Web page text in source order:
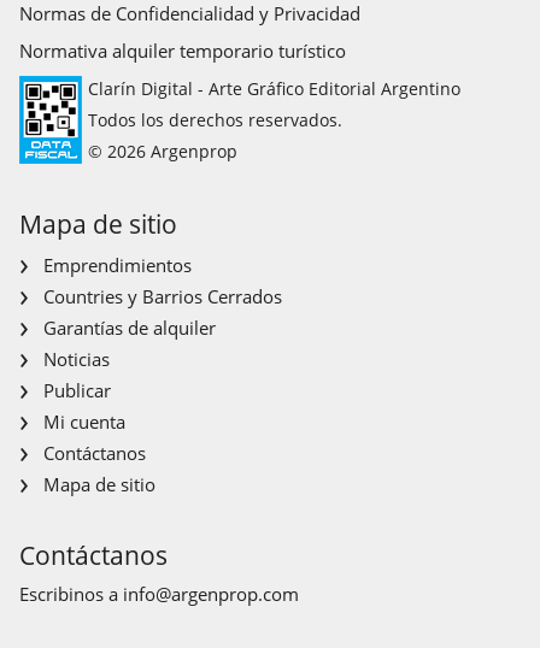
Normas de Confidencialidad y Privacidad
Normativa alquiler temporario turístico
Clarín Digital - Arte Gráfico Editorial Argentino
Todos los derechos reservados.
© 2026 Argenprop
Mapa de sitio
Emprendimientos
Countries y Barrios Cerrados
Garantías de alquiler
Noticias
Publicar
Mi cuenta
Contáctanos
Mapa de sitio
Contáctanos
Escribinos a info@argenprop.com